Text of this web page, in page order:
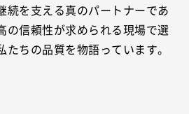
続を支える真のパートナーであ
の信頼性が求められる現場で選
ちの品質を物語っています。